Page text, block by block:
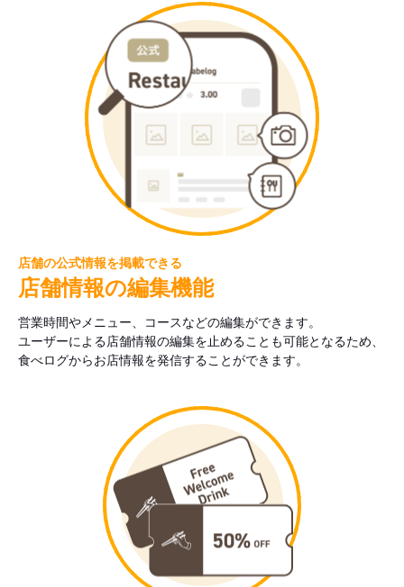
店舗の公式情報を掲載できる
店舗情報の編集機能
営業時間やメニュー、コースなどの編集ができます。
ユーザーによる店舗情報の編集を止めることも可能となるため、
食べログからお店情報を発信することができます。